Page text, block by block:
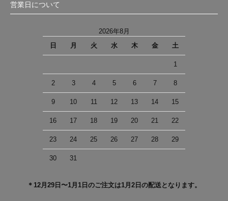
営業日について
2026年8月
日
月 火 水 木 金 土
1
2 3 4 5 6 7 8
9 10 11 12 13 14 15
16 17 18 19 20 21 22
23 24 25 26 27 28 29
30 31
＊12月29日〜1月1日のご注文は1月2日の配送となります。